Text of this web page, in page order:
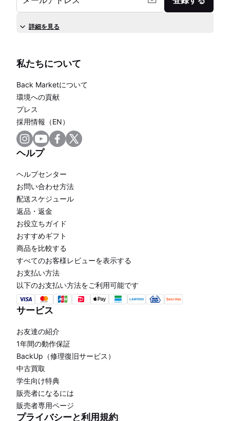
詳細を見る
私たちについて
Back Marketについて
環境への貢献
プレス
採用情報（EN）
ヘルプ
ヘルプセンター
お問い合わせ方法
配送スケジュール
返品・返金
お役立ちガイド
おすすめギフト
商品を比較する
すべてのお客様レビューを表示する
お支払い方法
以下のお支払い方法をご利用可能です
サービス
お友達の紹介
1年間の動作保証
BackUp（修理復旧サービス）
中古買取
学生向け特典
販売者になるには
販売者専用ページ
プライバシーと利用規約